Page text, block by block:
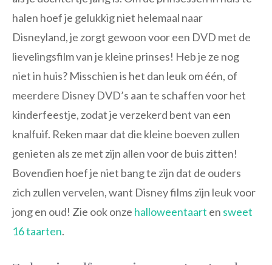
halen hoef je gelukkig niet helemaal naar
Disneyland, je zorgt gewoon voor een DVD met de
lievelingsfilm van je kleine prinses! Heb je ze nog
niet in huis? Misschien is het dan leuk om één, of
meerdere Disney DVD’s aan te schaffen voor het
kinderfeestje, zodat je verzekerd bent van een
knalfuif. Reken maar dat die kleine boeven zullen
genieten als ze met zijn allen voor de buis zitten!
Bovendien hoef je niet bang te zijn dat de ouders
zich zullen vervelen, want Disney films zijn leuk voor
jong en oud! Zie ook onze halloweentaart en sweet
16 taarten.